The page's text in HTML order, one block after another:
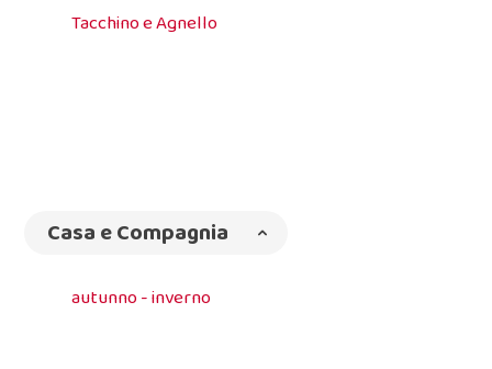
Tacchino e Agnello
Casa e Compagnia
autunno - inverno